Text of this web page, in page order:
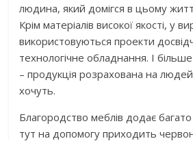
людина, який домігся в цьому
Крім матеріалів високої якості, у
використовуються проекти
технологічне обладнання. І більше
– продукція розрахована на
хочуть.
Благородство меблів додає
тут на допомогу приходить